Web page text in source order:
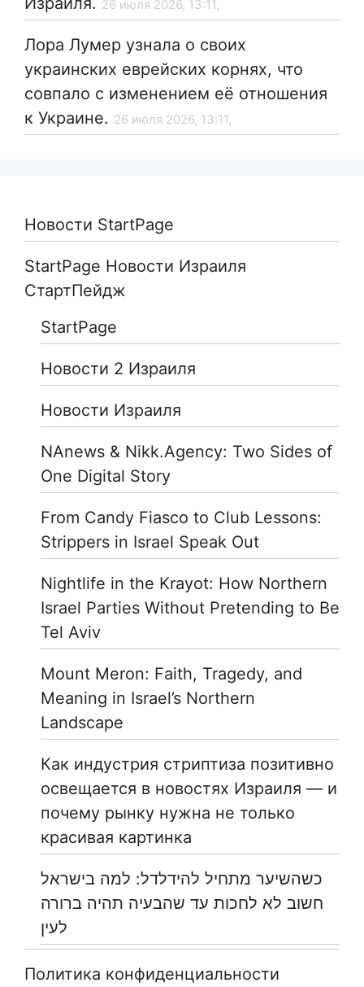
26 июля 2026, 13:11,
Лора Лумер узнала о своих
украинских еврейских корнях, что
совпало с изменением её отношения
к Украине. 26 июля 2026, 13:11,
Новости StartPage
StartPage Новости Израиля
СтартПейдж
StartPage
Новости 2 Израиля
Новости Израиля
NAnews & Nikk.Agency: Two Sides of
One Digital Story
From Candy Fiasco to Club Lessons:
Strippers in Israel Speak Out
Nightlife in the Krayot: How Northern
Israel Parties Without Pretending to Be
Tel Aviv
Mount Meron: Faith, Tragedy, and
Meaning in Israel’s Northern
Landscape
Как индустрия стриптиза позитивно
освещается в новостях Израиля — и
почему рынку нужна не только
красивая картинка
כשהשיער מתחיל להידלדל: למה בישראל
חשוב לא לחכות עד שהבעיה תהיה ברורה
לעין
Политика конфиденциальности